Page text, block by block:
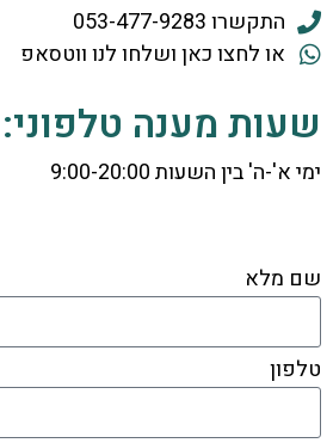
התקשרו 053-477-9283
או לחצו כאן ושלחו לנו ווטסאפ
שעות מענה טלפוני:
ימי א'-ה' בין השעות 9:00-20:00
שם מלא
טלפון